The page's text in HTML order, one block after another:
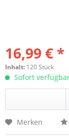
16,99 € *
Inhalt: 120 Stück
Sofort
Merken